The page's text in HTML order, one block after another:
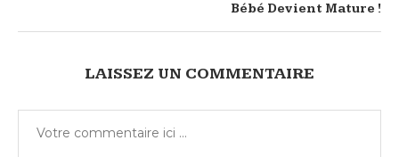
Bébé Devient Mature !
LAISSEZ UN COMMENTAIRE